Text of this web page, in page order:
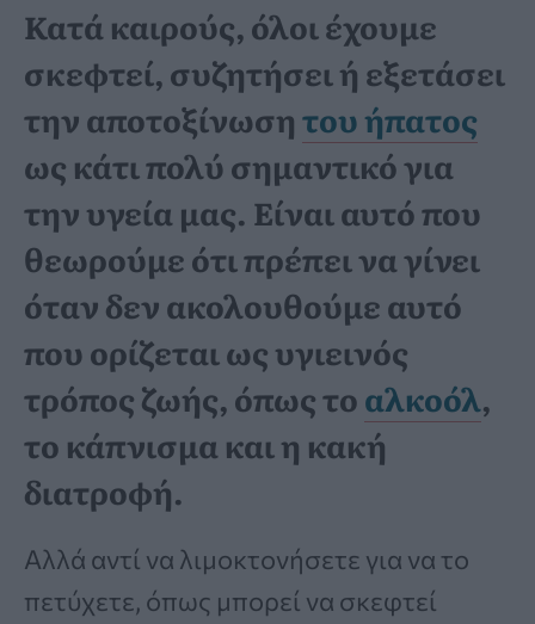
Κατά καιρούς, όλοι έχουμε
σκεφτεί, συζητήσει ή εξετάσει
την αποτοξίνωσητου ήπατος
ως κάτι πολύ σημαντικό για
την υγεία μας. Είναι αυτό που
θεωρούμε ότι πρέπει να γίνει
όταν δεν ακολουθούμε αυτό
που ορίζεται ως υγιεινός
τρόπος ζωής, όπως τοαλκοόλ,
το κάπνισμα και η κακή
διατροφή.
Αλλά αντί να λιμοκτονήσετε για να το
πετύχετε, όπως μπορεί να σκεφτεί